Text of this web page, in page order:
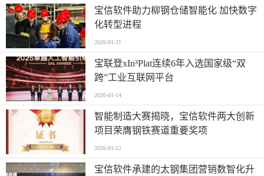
宝信软件助力柳钢仓储智能化 加快数字
化转型进程
2026-01-21
宝联登xIn³Plat连续6年入选国家级“双
跨”工业互联网平台
2026-01-14
智能制造大赛揭晓，宝信软件两大创新
项目荣膺钢铁赛道重要奖项
2026-01-12
宝信软件承建的太钢集团营销数智化升